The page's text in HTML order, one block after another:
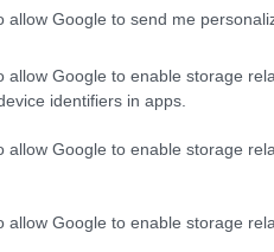
allow Google to send me
allow Google to enable storage
identifiers in apps.
allow Google to enable storage
allow Google to enable storage
factor de vigilancia para